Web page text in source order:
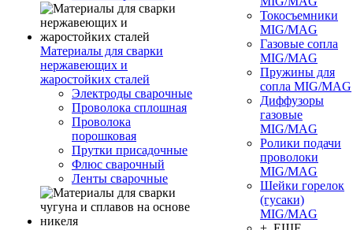
Материалы для сварки
нержавеющих и
жаростойких сталей
Электроды сварочные
Проволока сплошная
Проволока
порошковая
Прутки присадочные
Флюс сварочный
Ленты сварочные
Токосъемники
MIG/MAG
Газовые сопла
MIG/MAG
Пружины для
сопла MIG/MAG
Диффузоры
газовые
MIG/MAG
Ролики подачи
проволоки
MIG/MAG
Шейки горелок
(гусаки)
MIG/MAG